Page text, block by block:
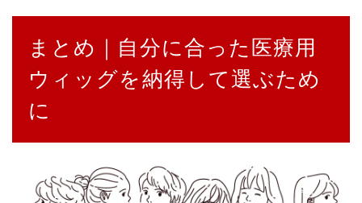
まとめ｜自分に合った医療用
ウィッグを納得して選ぶため
に